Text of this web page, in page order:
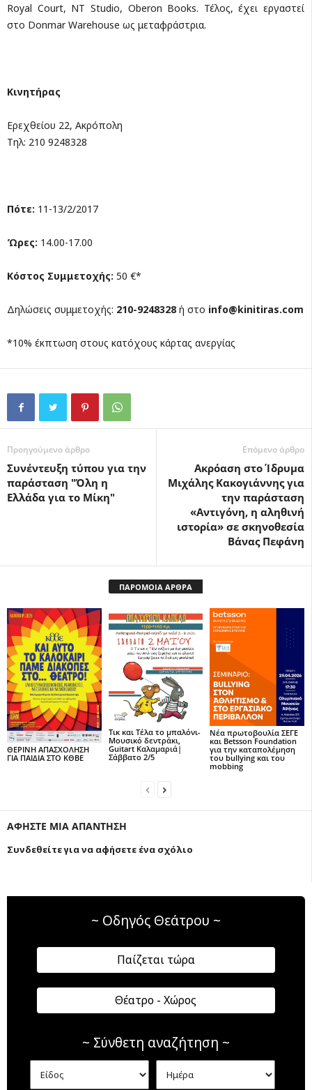
Royal Court, NT Studio, Oberon Books. Τέλος, έχει εργαστεί
στο Donmar Warehouse ως μεταφράστρια.
Κινητήρας
Ερεχθείου 22, Ακρόπολη
Tηλ: 210 9248328
Πότε: 11-13/2/2017
Ώρες: 14.00-17.00
Κόστος Συμμετοχής: 50 €*
Δηλώσεις συμμετοχής: 210-9248328ή στο info@kinitiras.com
*10% έκπτωση στους κατόχους κάρτας ανεργίας
Προηγούμενο άρθρο
Συνέντευξη τύπου για την
παράσταση "Όλη η
Ελλάδα για το Μίκη"
Επόμενο άρθρο
Ακρόαση στο Ίδρυμα
Μιχάλης Κακογιάννης για
την παράσταση
«Αντιγόνη, η αληθινή
ιστορία» σε σκηνοθεσία
Βάνας Πεφάνη
ΠΑΡΟΜΟΙΑ ΑΡΘΡΑ
ΘΕΡΙΝΗ ΑΠΑΣΧΟΛΗΣΗ
ΓΙΑ ΠΑΙΔΙΑ ΣΤΟ ΚΘΒΕ
Τικ και Τέλα το μπαλόνι-
Μουσικό δεντράκι,
Guitart Καλαμαριά|
Σάββατο 2/5
Νέα πρωτοβουλία ΣΕΓΕ
και Betsson Foundation
για την καταπολέμηση
του bullying και του
mobbing
ΑΦΗΣΤΕ ΜΙΑ ΑΠΑΝΤΗΣΗ
Συνδεθείτε για να αφήσετε ένα σχόλιο
~ Οδηγός Θεάτρου ~
Παίζεται τώρα
Θέατρο - Χώρος
~ Σύνθετη αναζήτηση ~